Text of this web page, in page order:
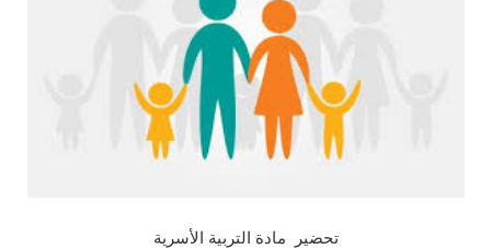
تحضير مادة التربية الأسرية